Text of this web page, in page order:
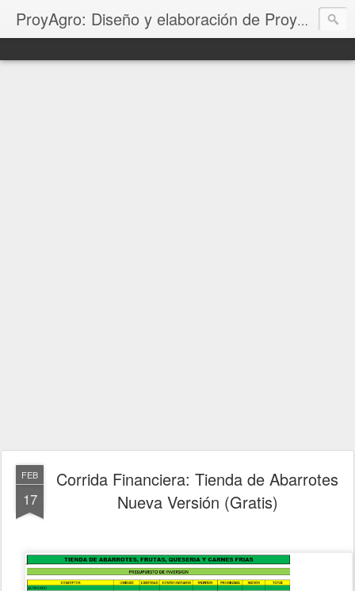
ProyAgro: Diseño y elaboración de Proyectos Productivos, Corridas Financieras, Planes de negocio
FEB
17
Corrida Financiera: Tienda de Abarrotes
Nueva Versión (Gratis)